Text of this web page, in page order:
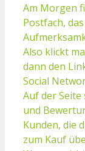
Am Morgen
Postfach,
Also klickt
dann den
Social
Auf der
und
Kunden, die
zum Kauf